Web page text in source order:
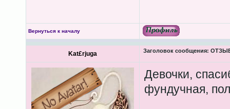
Вернуться к началу
Kat£rjuga Заголовок сообщения:
Девочки,
фундучная,